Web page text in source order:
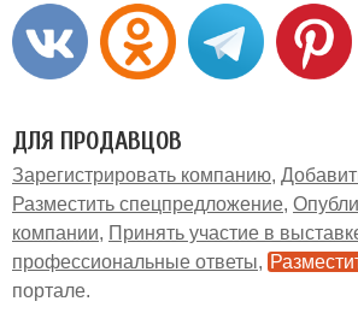
ДЛЯ ПРОДАВЦОВ
Зарегистрировать компанию
Разместить спецпредложение
компании
Принять участие в
профессиональные ответы
портале